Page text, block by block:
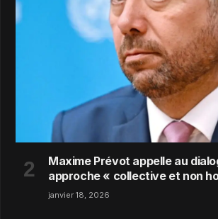
Maxime Prévot appelle au
approche « collective et non
janvier 18, 2026